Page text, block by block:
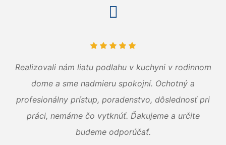
Realizovali nám liatu podlahu v kuchyni v rodinnom
dome a sme nadmieru spokojní. Ochotný a
profesionálny prístup, poradenstvo, dôslednosť pri
práci, nemáme čo vytknúť. Ďakujeme a určite
budeme odporúčať.